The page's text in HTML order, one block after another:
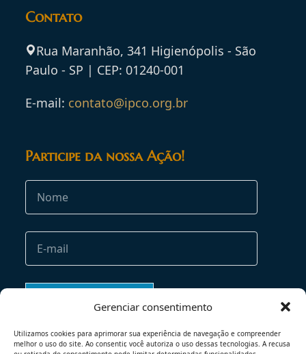
Gerenciar consentimento
Utilizamos cookies para aprimorar sua experiência de navegação e compreender
melhor o uso do site. Ao consentir, você autoriza o uso dessas tecnologias. A recusa
Contato
Rua Maranhão, 341 Higienópolis - São
Paulo - SP | CEP: 01240-001
E-mail: contato@ipco.org.br
Participe da nossa Ação!